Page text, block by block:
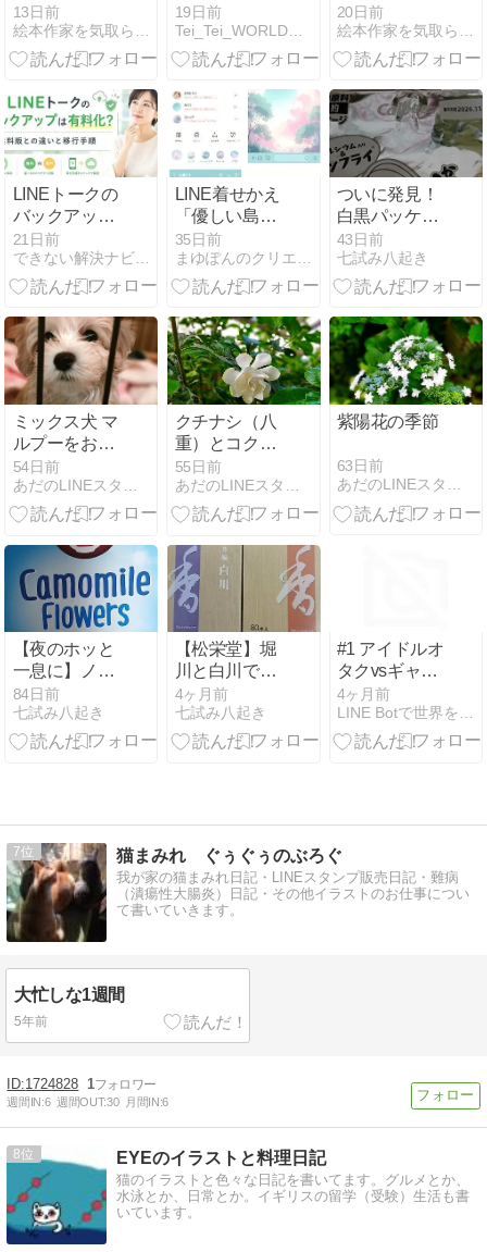
2026
13日前
#応援うちわ #
オリジナルオ
ーダー文字 も
19日前
Tei_Tei_WORLDのブログ
順調に承認
～！
20日前
LINEトークの
バックアップ
は有料化？無
料版との違い
と移行手順
21日前
できない解決ナビ | “できない”を、5分で解決する
LINE着せかえ
「優しい島の
一番星」発売
中です！
35日前
ついに発見！
白黒パッケー
ジの「かっぱ
えびせん」を
買ってみた
43日前
七試み八起き
ミックス犬 マ
ルプーをお迎
えしました。
54日前
クチナシ（八
重）とコクチ
ナシ
55日前
紫陽花の季節
63日前
【夜のホッと
一息に】ノン
カフェインで
癒される！ポ
ンパドール
84日前
七試み八起き
【松栄堂】堀
川と白川で心
を整える。私
が実感した
「香りの焚き
4ヶ月前
七試み八起き
#1 アイドルオ
タクvsギャル
ゲーオタク 史
上最小(弱）の
戦い
4ヶ月前
7 猫まみれ ぐぅぐぅのぶろぐ
我が家の猫まみれ日記・LINEスタンプ販売日記・難病
（潰瘍性大腸炎）日記・その他イラストのお仕事につい
て書いていきます。
大忙しな1週間
5年前
1724828 1
週間IN:6 週間OUT:30 月間IN:6
8 EYEのイラストと料理日記
猫のイラストと色々な日記を書いてます。グルメとか、
水泳とか、日常とか。イギリスの留学（受験）生活も書
いています。